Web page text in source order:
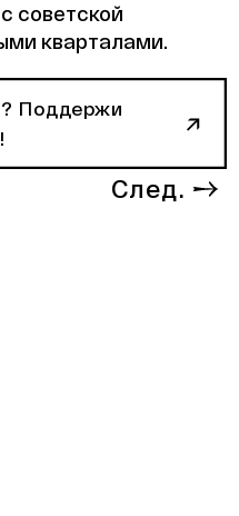
советской
кварталами.
Поддержи
След.